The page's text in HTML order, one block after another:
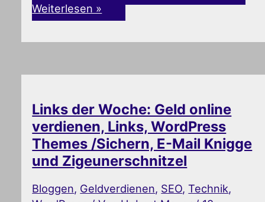
Weiterlesen »
Links der Woche: Geld online
verdienen, Links, WordPress
Themes /Sichern, E-Mail Knigge
und Zigeunerschnitzel
Bloggen, Geldverdienen, SEO,Technik,